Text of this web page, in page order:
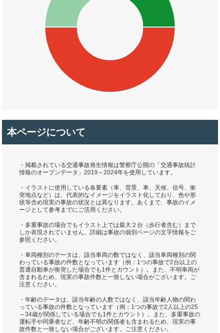
本ページについて
・掲載されている交通事故発生情報は警察庁公開の「交通事故統計
情報のオープンデータ」2019～2024年を使用しています。
・イラストに使用している各要素（車、背景、車、天候、信号、衝
突地点など）は、代表的なイメージをイラスト化しており、色や形
状等含め現実の事故の状況とは異なります。あくまで、事故のイメ
ージとして参考までにご活用ください。
・多重事故の場合でもイラスト上では最大２台（歩行者含む）まで
しか表現されていません。詳細は事故の個別ページの文字情報をご
参照ください。
・車両種別のデータは、該当車両の数ではなく、該当車両種別の関
わっている事故の件数となっています（例：1つの事故で2台以上の
普通自動車が衝突した場合でも1件とカウント）。また、不明車両が
含まれるため、現実の事故件数と一致しない場合がございます。ご
注意ください。
・年齢のデータは、該当年齢の人数ではなく、該当年齢人物の関わ
っている事故の件数となっています（例：1つの事故で2人以上の25
～34歳が関係している場合でも1件とカウント）。また、多重事故の
運転手や同乗者など、年齢不明の関係者も含まれるため、現実の事
故件数と一致しない場合がございます。ご注意ください。